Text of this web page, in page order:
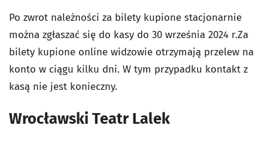
Po zwrot należności za bilety kupione stacjonarnie
można zgłaszać się do kasy do 30 września 2024 r.Za
bilety kupione online widzowie otrzymają przelew na
konto w ciągu kilku dni. W tym przypadku kontakt z
kasą nie jest konieczny.
Wrocławski Teatr Lalek